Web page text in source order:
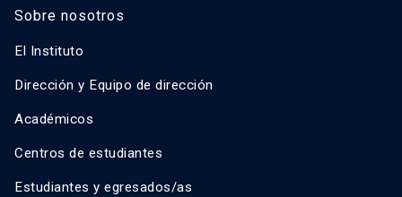
Sobre nosotros
El Instituto
Dirección y Equipo de dirección
Académicos
Centros de estudiantes
Estudiantes y egresados/as